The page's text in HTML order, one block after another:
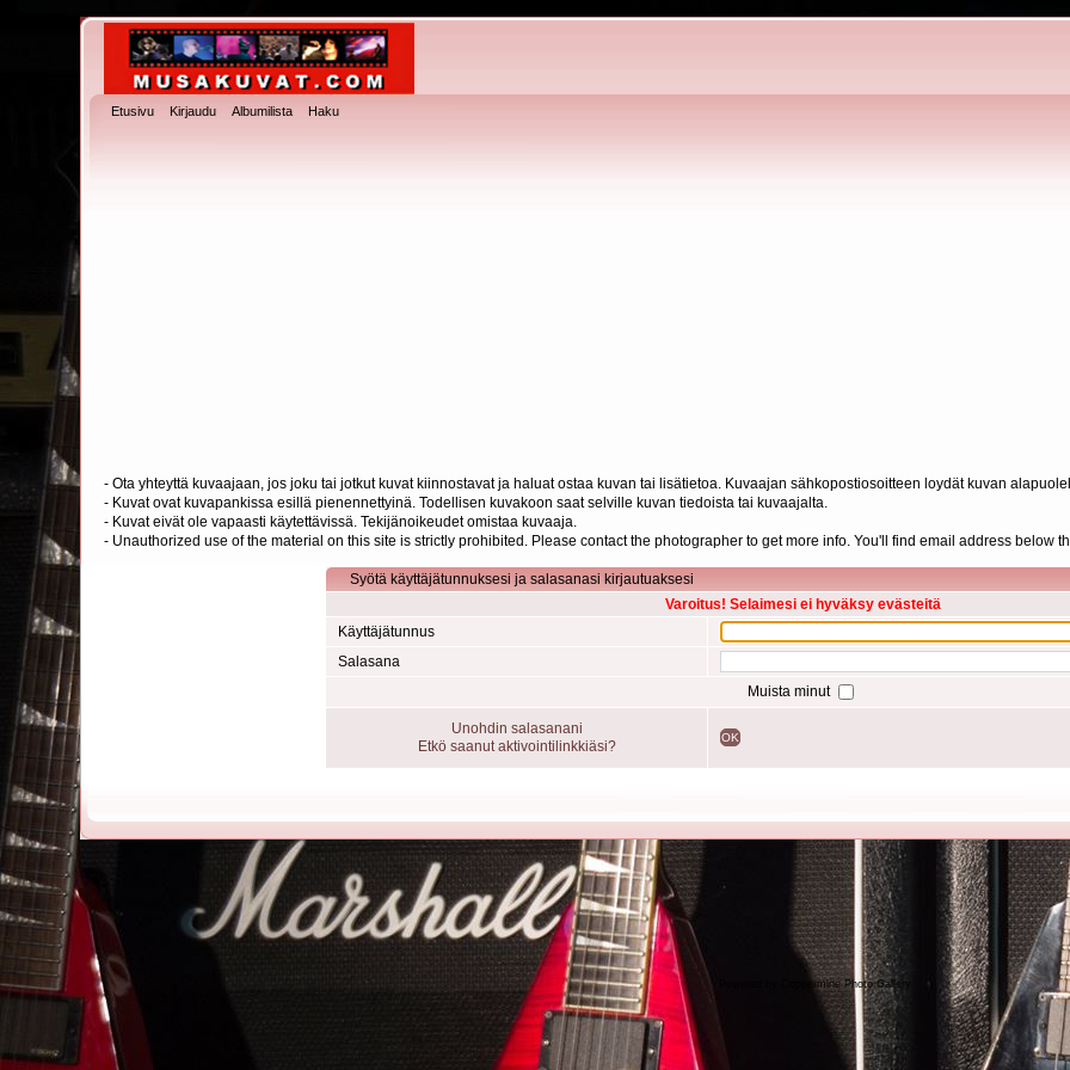
Etusivu Kirjaudu Albumilista Haku
- Ota yhteyttä kuvaajaan, jos joku tai jotkut kuvat kiinnostavat ja haluat ostaa kuvan tai lisätietoa. Kuvaajan sähkopostiosoitteen loydät kuvan
- Kuvat ovat kuvapankissa esillä pienennettyinä. Todellisen kuvakoon saat selville kuvan tiedoista tai kuvaajalta.
- Kuvat eivät ole vapaasti käytettävissä. Tekijänoikeudet omistaa kuvaaja.
- Unauthorized use of the material on this site is strictly prohibited. Please contact the photographer to get more info. You'll find email address below
Syötä käyttäjätunnuksesi ja salasanasi kirjautuaksesi
Varoitus! Selaimesi ei hyväksy evästeitä
Käyttäjätunnus
Salasana
Muista minut
Unohdin salasanani
Etkö saanut aktivointilinkkiäsi?
OK
Coppermine Photo Gallery